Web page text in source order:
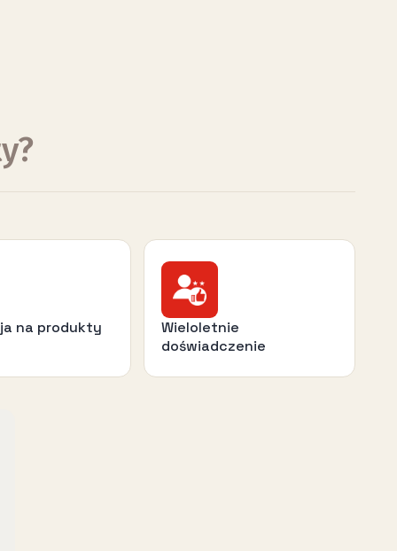
na produkty
Wieloletnie
doświadczenie